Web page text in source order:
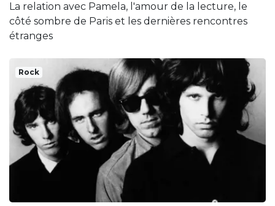
La relation avec Pamela, l'amour de la lecture, le
côté sombre de Paris et les dernières rencontres
étranges
Rock